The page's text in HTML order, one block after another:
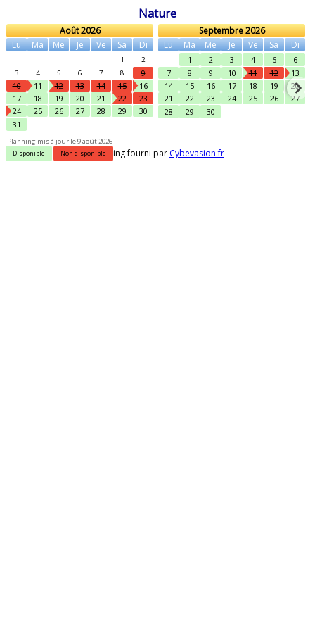
Nature
Août 2026
Lu
Ma Me Je Ve Sa Di
1
2
3
4 5 6 7 8
9
10
11 12 13 14 15
16
17
18 19 20 21 22
23
24
25 26 27 28 29
30
31
Septembre 2026
Lu
Ma Me Je Ve Sa Di
1 2 3 4 5
6
7
8 9 10 11 12
13
14
15 16 17 18 19
20
21
22 23 24 25 26
27
28
29 30
Planning mis à jour le 9 août 2026
Disponible Non disponiblePlanning fourni par Cybevasion.fr